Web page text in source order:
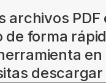
archivos PDF
de forma
en
descargar